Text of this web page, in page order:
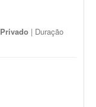
Privado | Duração